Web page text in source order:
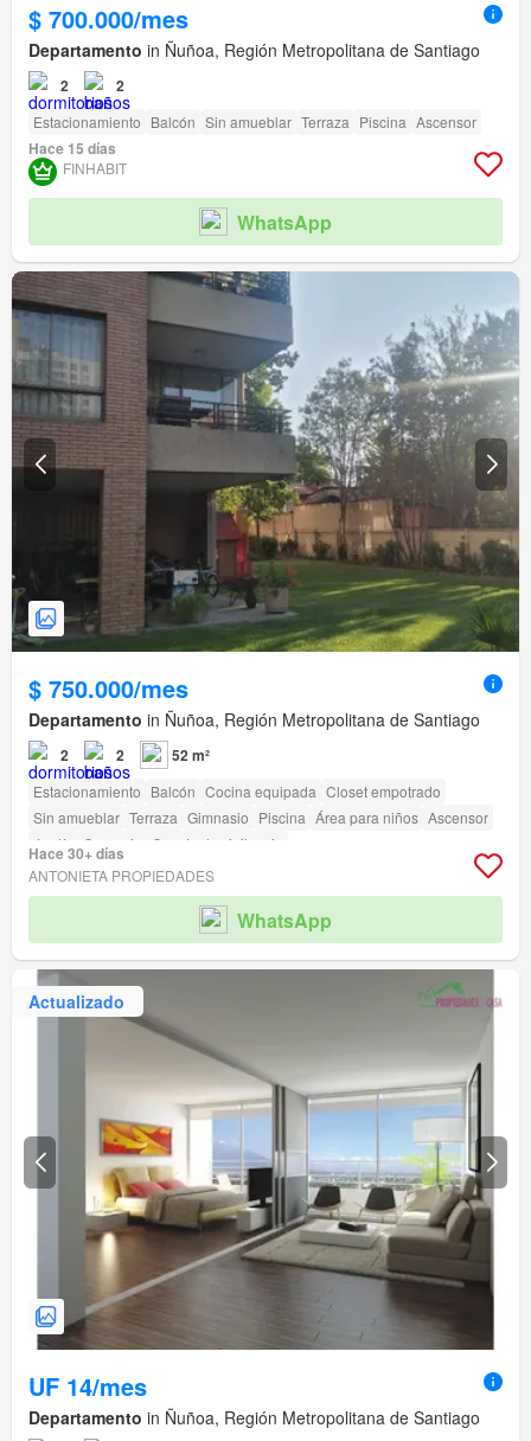
$ 700.000/mes
Departamento in Ñuñoa, Región Metropolitana de Santiago
2 2
Estacionamiento Balcón Sin amueblar Terraza Piscina Ascensor
Hace 15 días
FINHABIT
WhatsApp
$ 750.000/mes
Departamento in Ñuñoa, Región Metropolitana de Santiago
2 2 52 m²
Estacionamiento Balcón Cocina equipada Closet empotrado
Sin amueblar Terraza Gimnasio Piscina Área para niños Ascensor
Jardín
Conserje
Caseta de vigilancia
Acceso para personas con discapacidad
Hace 30+ días
ANTONIETA PROPIEDADES
WhatsApp
Actualizado
UF 14/mes
Departamento in Ñuñoa, Región Metropolitana de Santiago